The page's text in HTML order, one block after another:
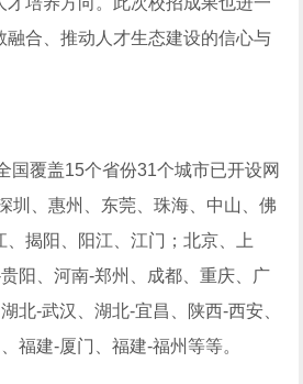
融合、推动人才生态建设的信心与
国覆盖15个省份31个城市已开设网
圳、惠州、东莞、珠海、中山、佛
、揭阳、阳江、江门；北京、上
阳、河南-郑州、成都、重庆、广
北-武汉、湖北-宜昌、陕西-西安、
福建-厦门、福建-福州等等。